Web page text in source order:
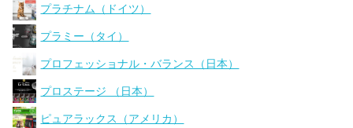
プラチナム（ドイツ）
プラミー（タイ）
プロフェッショナル・バランス（日本）
プロステージ （日本）
ピュアラックス（アメリカ）